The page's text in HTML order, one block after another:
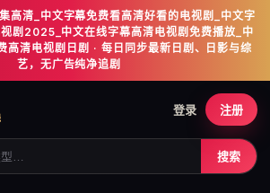
高清_中文字幕免费看高清好看的电视剧_中文字
剧2025_中文在线字幕高清电视剧免费播放_中
高清电视剧日剧 · 每日同步最新日剧、日影与综
艺，无广告纯净追剧
搜索
登录 注册